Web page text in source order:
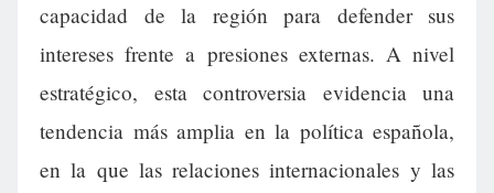
capacidad de la región para defender sus
intereses frente a presiones externas. A nivel
estratégico, esta controversia evidencia una
tendencia más amplia en la política española,
en la que las relaciones internacionales y las